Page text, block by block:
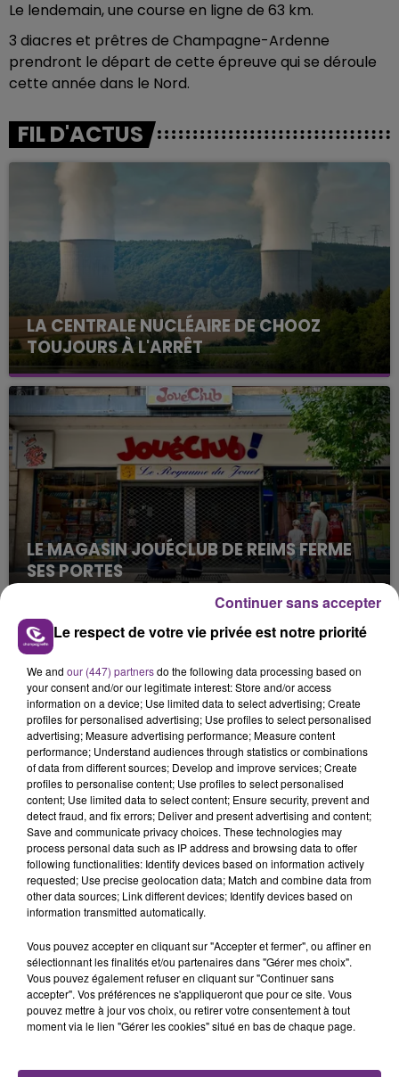
Le lendemain, une course en ligne de 63 km.
3 diacres et prêtres de Champagne-Ardenne
prendront le départ de cette épreuve qui se déroule
cette année dans le Nord.
FIL D'ACTUS
LA CENTRALE NUCLÉAIRE DE CHOOZ
TOUJOURS À L'ARRÊT
Cela fait déjà une semaine que la centrale
nucléaire ardennaise est à l'arrêt. Une situation
justifiée par la sécheresse intense qui est toujours
présente.
LE MAGASIN JOUÉCLUB DE REIMS FERME
SES PORTES
C'était l'une des institutions du centre-ville
rémois. Le magasin JouéClub est contraint de
fermer ses portes.
TITRES DIFFUSÉS
19h28
19h28
BB BRUNES
Coups Et Blessures
19h25
19h25
ARIANA GRANDE
Hate That I Made You Love
19h21
19h21 19h18
19h18
Le respect de votre vie privée est notre priorité
We and our (447) partnersdo the following data processing based on
your consent and/or our legitimate interest: Store and/or access
information on a device; Use limited data to select advertising; Create
profiles for personalised advertising; Use profiles to select personalised
advertising; Measure advertising performance; Measure content
performance; Understand audiences through statistics or combinations
of data from different sources; Develop and improve services; Create
profiles to personalise content; Use profiles to select personalised
content; Use limited data to select content; Ensure security, prevent and
detect fraud, and fix errors; Deliver and present advertising and content;
Save and communicate privacy choices. These technologies may
process personal data such as IP address and browsing data to offer
following functionalities: Identify devices based on information actively
requested; Use precise geolocation data; Match and combine data from
other data sources; Link different devices; Identify devices based on
information transmitted automatically.
Vous pouvez accepter en cliquant sur "Accepter et fermer", ou affiner en
sélectionnant les finalités et/ou partenaires dans "Gérer mes choix".
Vous pouvez également refuser en cliquant sur "Continuer sans
accepter". Vos préférences ne s'appliqueront que pour ce site. Vous
pouvez mettre à jour vos choix, ou retirer votre consentement à tout
moment via le lien "Gérer les cookies" situé en bas de chaque page.
Continuer sans accepter